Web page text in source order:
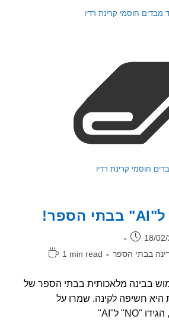
קרינת רדיו
קרינת רדיו
הספר
זמן
1 min read
מלאכותית בבתי הספר של
לקינה. שמרו על